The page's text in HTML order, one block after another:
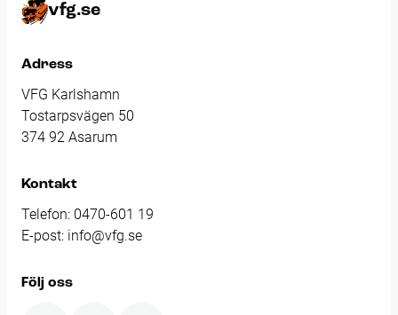
vfg.se
Adress
VFG Karlshamn
Tostarpsvägen 50
374 92 Asarum
Kontakt
Telefon: 0470-601 19
E-post: info@vfg.se
Följ oss